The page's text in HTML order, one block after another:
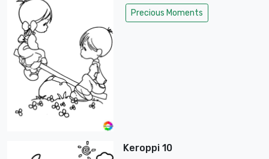
Precious Moments
Keroppi 10